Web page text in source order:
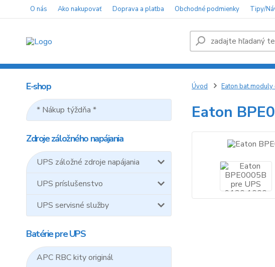
O nás Ako nakupovať Doprava a platba Obchodné podmienky Tipy/
E-shop
* Nákup týždňa *
Zdroje záložného napájania
UPS záložné zdroje napájania
UPS príslušenstvo
UPS servisné služby
Batérie pre UPS
APC RBC kity originál
Úvod Eaton
Eaton